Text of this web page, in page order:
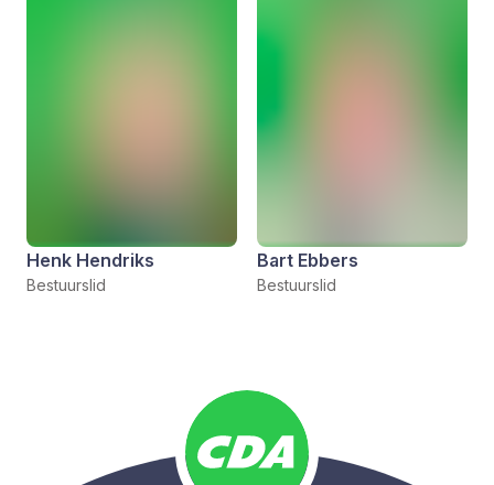
Henk Hendriks
Bestuurslid
Bart Ebbers
Bestuurslid